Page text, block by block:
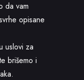
da vam
opisane
uslovi za
brišemo i